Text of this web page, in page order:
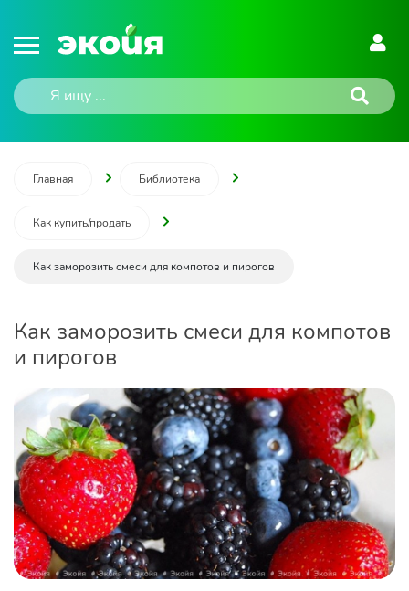
Главная Библиотека
Как купить/продать
Как заморозить смеси для компотов и пирогов
Как заморозить смеси для компотов
и пирогов